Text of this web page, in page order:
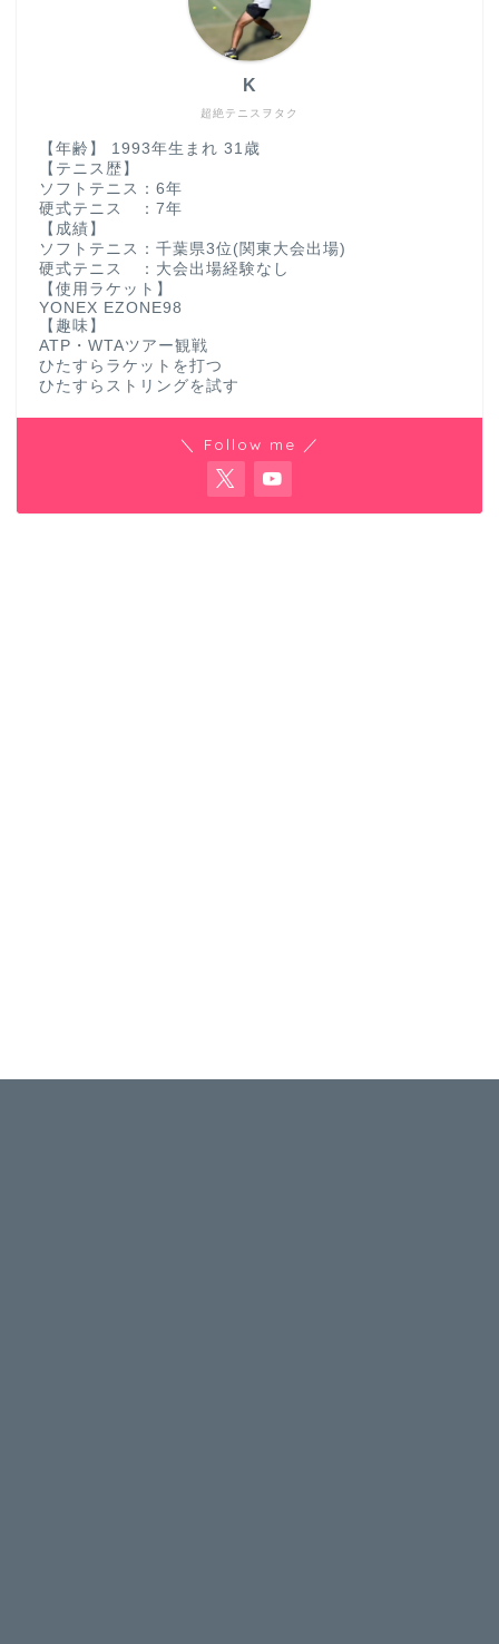
超絶テニスヲタク
K
【年齢】 1993年生まれ 31歳
【テニス歴】
ソフトテニス：6年
硬式テニス ：7年
【成績】
ソフトテニス：千葉県3位(関東大会出場)
硬式テニス ：大会出場経験なし
【使用ラケット】
YONEX EZONE98
【趣味】
ATP・WTAツアー観戦
ひたすらラケットを打つ
ひたすらストリングを試す
＼ Follow me ／